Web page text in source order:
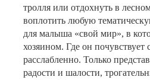
тролля или отдохнуть в
воплотить любую
для малыша «свой мир», в
хозяином. Где он почувствует
расслабленно. Только
радости и шалости,